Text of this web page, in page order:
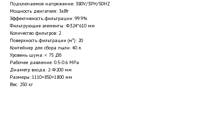
Подключаемое напряжение: 380V/3PH/50HZ
Мощность двигателя: 3кВт
Эффективность фильтрации: 99.9%
Фильтрующие элементы: Φ324*610 мм
Количество фильтров: 2
Поверхность фильтрации (м²): 20
Контейнер для сбора пыли: 40 л.
Уровень шума: < 75 Дб
Рабочее давление: 0.5-0.6 MPa
Диаметр входа: 2-Φ200 мм
Размеры: 1110×850×1800 мм
Вес: 250 кг